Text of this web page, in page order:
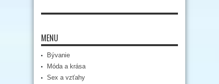
MENU
Bývanie
Móda a krása
Sex a vzťahy